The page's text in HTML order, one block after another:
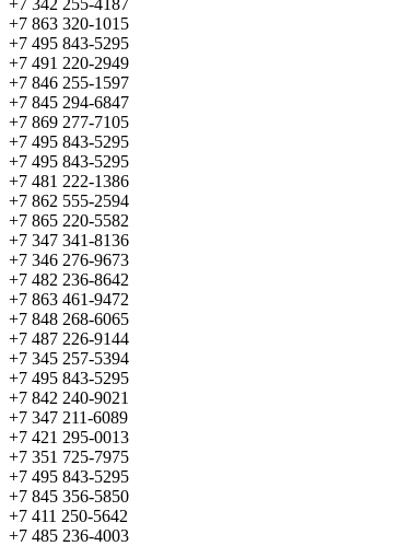
+7 342 255-4187
+7 863 320-1015
+7 495 843-5295
+7 491 220-2949
+7 846 255-1597
+7 845 294-6847
+7 869 277-7105
+7 495 843-5295
+7 495 843-5295
+7 481 222-1386
+7 862 555-2594
+7 865 220-5582
+7 347 341-8136
+7 346 276-9673
+7 482 236-8642
+7 863 461-9472
+7 848 268-6065
+7 487 226-9144
+7 345 257-5394
+7 495 843-5295
+7 842 240-9021
+7 347 211-6089
+7 421 295-0013
+7 351 725-7975
+7 495 843-5295
+7 845 356-5850
+7 411 250-5642
+7 485 236-4003